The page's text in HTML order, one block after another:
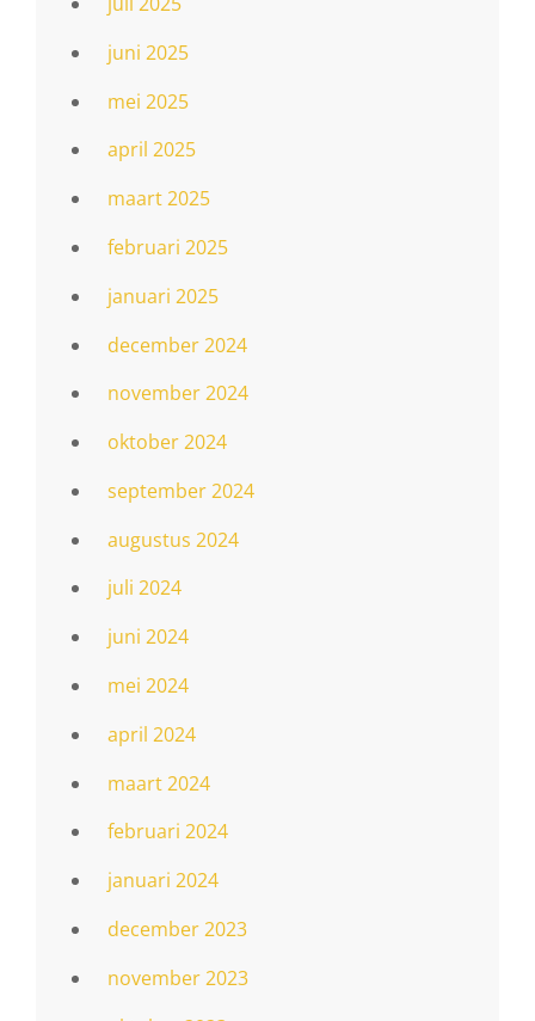
juni 2025
mei 2025
april 2025
maart 2025
februari 2025
januari 2025
december 2024
november 2024
oktober 2024
september 2024
augustus 2024
juli 2024
juni 2024
mei 2024
april 2024
maart 2024
februari 2024
januari 2024
december 2023
november 2023